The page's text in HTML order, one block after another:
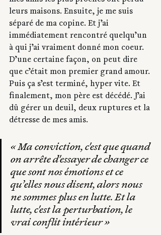
leurs maisons. Ensuite, je me suis
séparé de ma copine. Et j’ai
immédiatement rencontré quelqu’un
à qui j’ai vraiment donné mon coeur.
D’une certaine façon, on peut dire
que c’était mon premier grand amour.
Puis ça s’est terminé, hyper vite. Et
finalement, mon père est décédé. J’ai
dû gérer un deuil, deux ruptures et la
détresse de mes amis.
« Ma conviction, c'est que quand
on arrête d'essayer de changer ce
que sont nos émotions et ce
qu’elles nous disent, alors nous
ne sommes plus en lutte. Et la
lutte, c'est la perturbation, le
vrai conflit intérieur »